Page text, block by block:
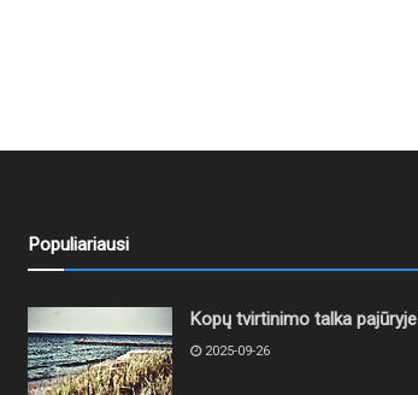
Populiariausi
Kopų tvirtinimo talka pajūryje
2025-09-26